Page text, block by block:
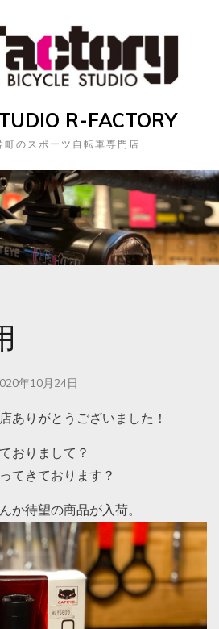
R-FACTORY
町のスポーツ自転車専門店
年10月24日
ありがとうございました！
おりまして？
てきております？
か待望の商品が入荷。